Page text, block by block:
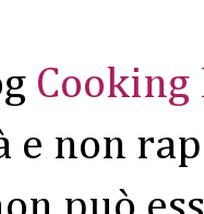
Cooking
e non